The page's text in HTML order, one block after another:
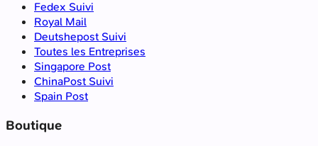
Fedex Suivi
Royal Mail
Deutshepost Suivi
Toutes les Entreprises
Singapore Post
ChinaPost Suivi
Spain Post
Boutique